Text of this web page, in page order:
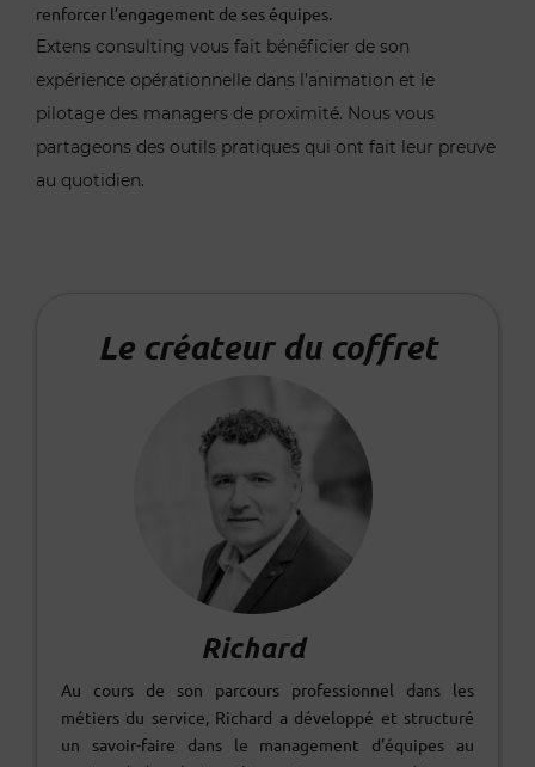
renforcer l’engagement de ses équipes.
Extens consulting vous fait bénéficier de son
expérience opérationnelle dans l’animation et le
pilotage des managers de proximité. Nous vous
partageons des outils pratiques qui ont fait leur preuve
au quotidien.
Le créateur du coffret
Richard
Au cours de son parcours professionnel dans les
métiers du service, Richard a développé et structuré
un savoir-faire dans le management d’équipes au